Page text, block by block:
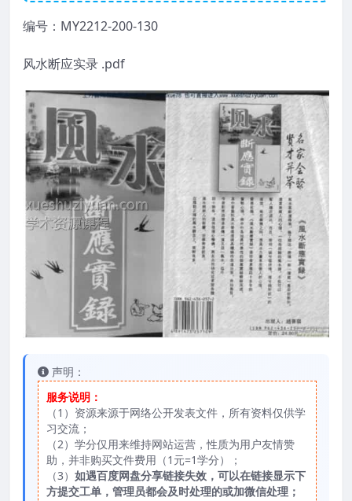
编号：MY2212-200-130
风水断应实录 .pdf
声明：
服务说明：
（1）资源来源于网络公开发表文件，所有资料仅供学
习交流；
（2）学分仅用来维持网站运营，性质为用户友情赞
助，并非购买文件费用（1元=1学分）；
（3） 如遇百度网盘分享链接失效，可以在链接显示下
方提交工单，管理员都会及时处理的或加微信处理；